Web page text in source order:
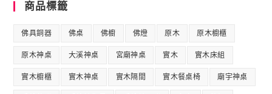
商品標籤
佛具銅器 佛桌 佛櫥 佛燈 原木 原木櫥櫃
原木神桌 大溪神桌 宮廟神桌 實木 實木床組
實木櫥櫃 實木神桌 實木隔間 實木餐桌椅 廟宇神桌